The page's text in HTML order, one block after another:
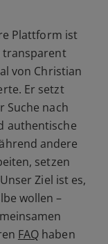
Plattform ist
transparent
von Christian
Er setzt
Suche nach
authentische
andere
setzen
Ziel ist es,
wollen –
FAQ haben